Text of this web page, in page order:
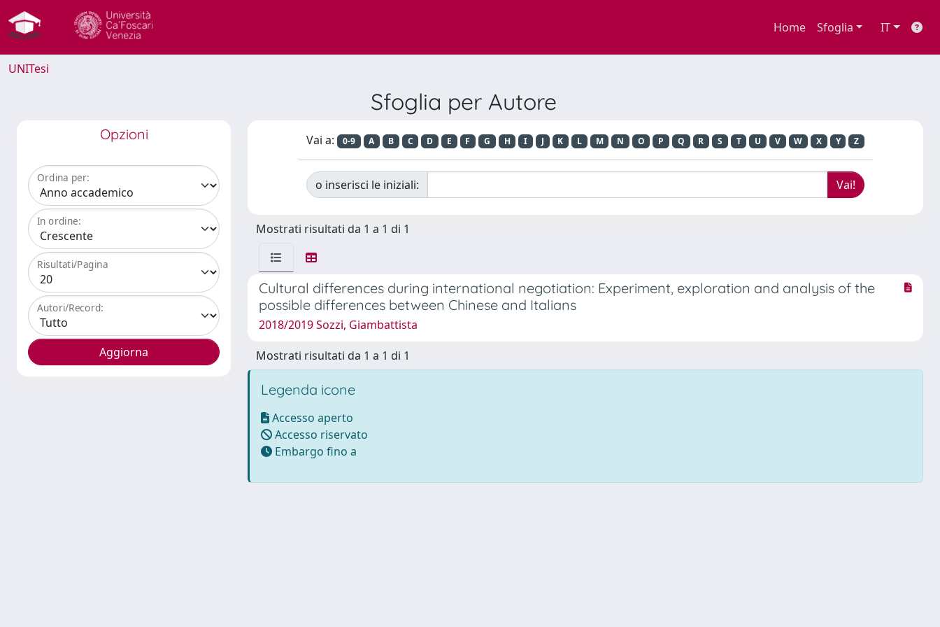
Home Sfoglia IT
UNITesi
Sfoglia per Autore
Opzioni
Ordina per:
In ordine:
Risultati/Pagina
Autori/Record:
Vai a: 0-9 A B C D E F G H I J K L M N O P Q R S T U V W X Y Z
o inserisci le iniziali:
Mostrati risultati da 1 a 1 di 1
Cultural differences during international negotiation: Experiment, exploration and analysis of the
possible differences between Chinese and Italians
2018/2019 Sozzi, Giambattista
Mostrati risultati da 1 a 1 di 1
Legenda icone
Accesso aperto
Accesso riservato
Embargo fino a